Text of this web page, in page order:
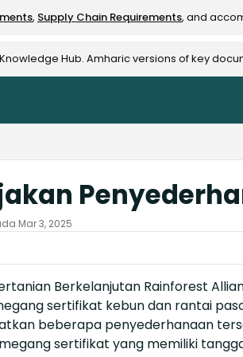
, Supply Chain Requirements, and
Hub. Amharic versions of key
Mar 3, 2025
Berkelanjutan Rainforest
sertifikat kebun dan rantai
beberapa penyederhanaan
sertifikat yang memiliki